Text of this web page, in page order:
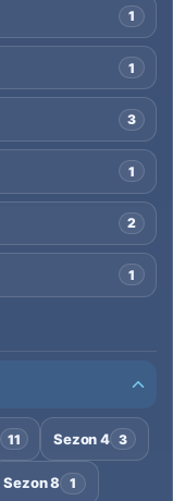
1
1
3
1
2
1
11 Sezon 4 3
Sezon 8 1